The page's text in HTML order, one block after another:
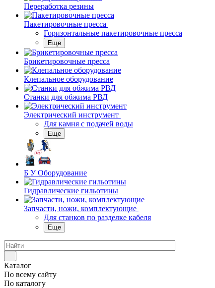
Переработка резины
Пакетировочные пресса
Горизонтальные пакетировочные пресса
Еще
Брикетировочные пресса
Клепальное оборудование
Станки для обжима РВД
Электрический инструмент
Для камня с подачей воды
Еще
Б У Оборудование
Гидравлические гильотины
Запчасти, ножи, комплектующие
Для станков по разделке кабеля
Еще
Каталог
По всему сайту
По каталогу